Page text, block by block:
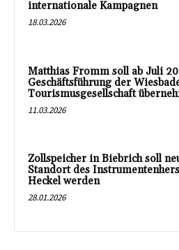
internationale Kampagnen
18.03.2026
Matthias Fromm soll ab Juli
Geschäftsführung der
Tourismusgesellschaft
11.03.2026
Zollspeicher in Biebrich soll
Standort des
Heckel werden
28.01.2026